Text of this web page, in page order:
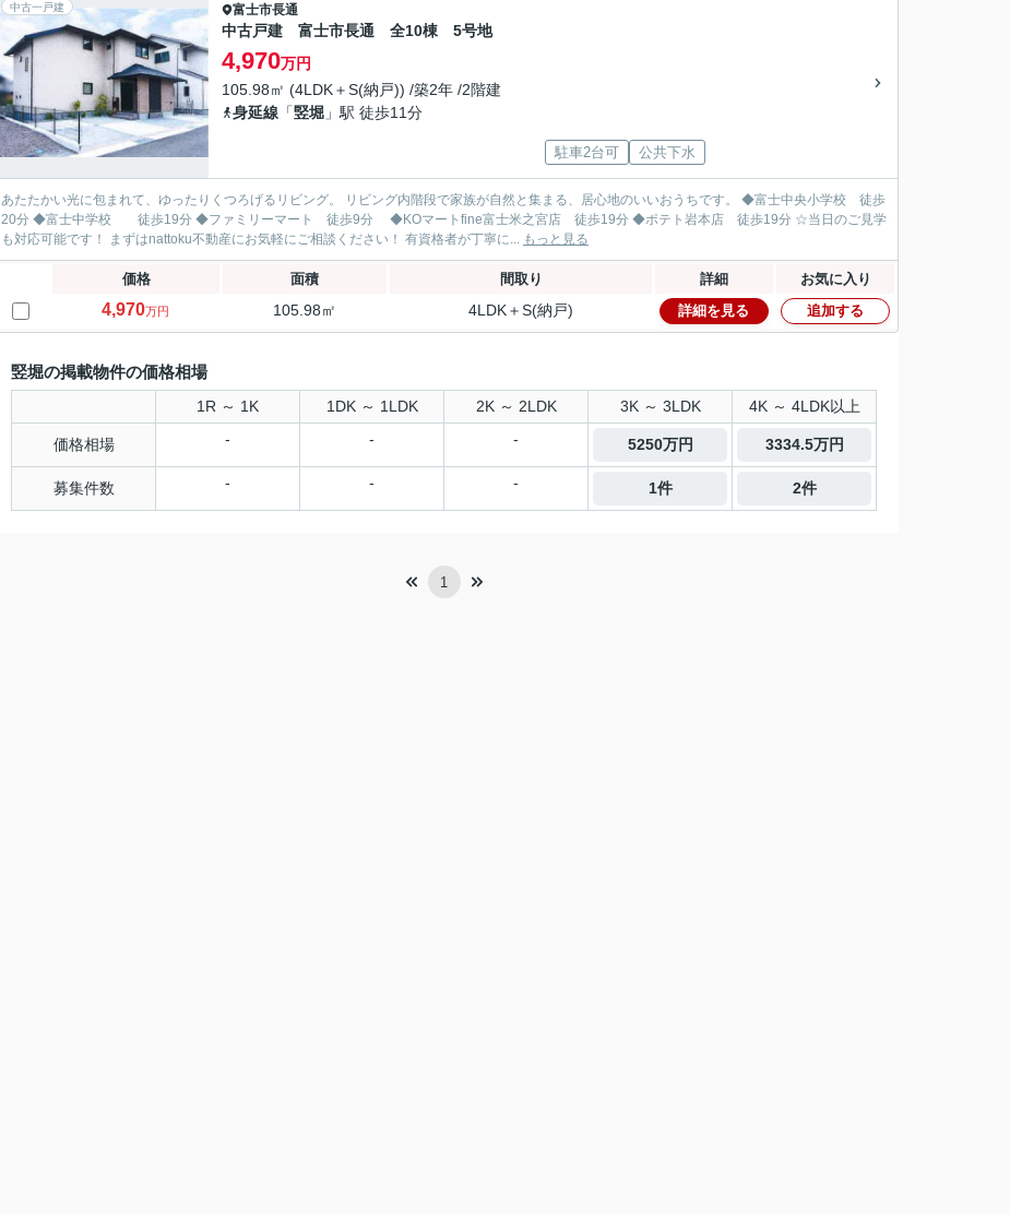
中古一戸建 富士市長通
中古戸建 富士市長通 全10棟 5号地
4,970万円
105.98㎡ (4LDK＋S(納戸)) /築2年 /2階建
身延線 「竪堀 」駅 徒歩11分
駐車2台可 公共下水
あたたかい光に包まれて、ゆったりくつろげるリビング。 リビング内階段で家族が自然と集まる、居心地のいいおうちです。 ◆富士中央小学校 徒歩
20分 ◆富士中学校 徒歩19分 ◆ファミリーマート 徒歩9分 ◆KOマートfine富士米之宮店 徒歩19分 ◆ポテト岩本店 徒歩19分 ☆当日のご見学
も対応可能です！ まずはnattoku不動産にお気軽にご相談ください！ 有資格者が丁寧に... もっと見る
価格 面積 間取り 詳細 お気に入り
4,970万円 105.98㎡ 4LDK＋S(納戸) 詳細を見る 追加する
竪堀の掲載物件の価格相場
1R ～ 1K 1DK ～ 1LDK 2K ～ 2LDK 3K ～ 3LDK 4K ～ 4LDK以上
価格相場 - - - 5250万円 3334.5万円
募集件数 - - - 1件 2件
1